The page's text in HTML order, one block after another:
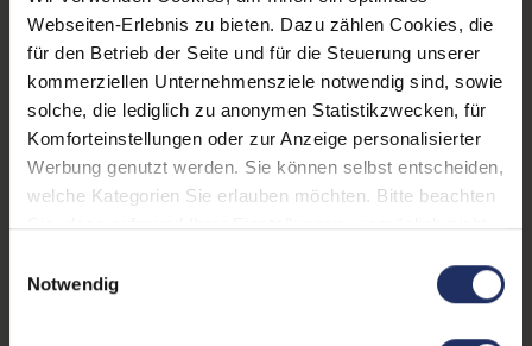
Webseiten-Erlebnis zu bieten. Dazu zählen Cookies, die
für den Betrieb der Seite und für die Steuerung unserer
kommerziellen Unternehmensziele notwendig sind, sowie
solche, die lediglich zu anonymen Statistikzwecken, für
Komforteinstellungen oder zur Anzeige personalisierter
Werbung genutzt werden. Sie können selbst entscheiden,
welche Kategorien Sie erlauben möchten. Bitte beachten
Sie, dass aufgrund Ihrer Einstellungen, womöglich nicht
Weitere Informationen finden Sie in
Notwendig
Partnerprogramm: Nein
Displayauflösung: 2360 x 1640
Pixeldichte: 264 ppi
Frontkamera: 12 Megapixel
Fingerprintreader: Ja
Zustand: